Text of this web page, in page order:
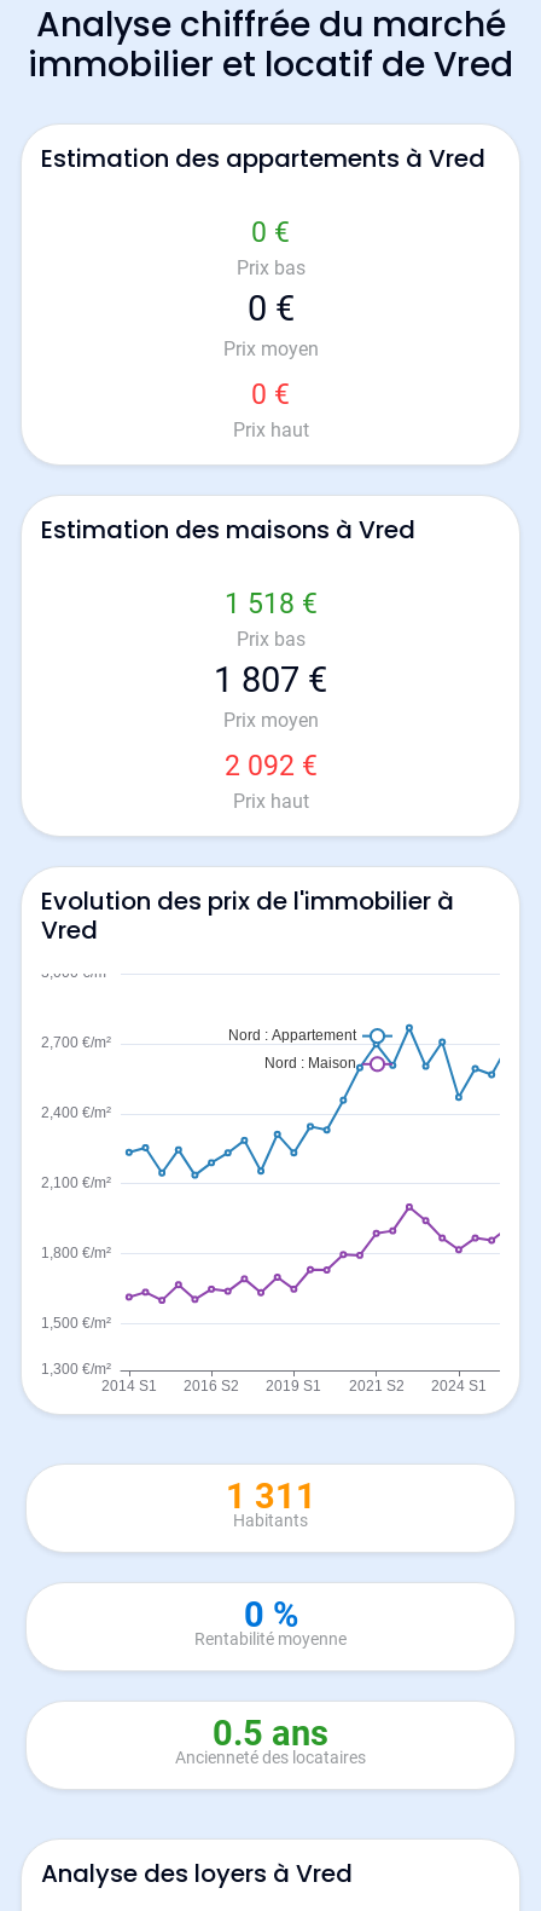
Analyse chiffrée du marché
immobilier et locatif de Vred
Estimation des appartements à Vred
0 €
Prix bas
0 €
Prix moyen
0 €
Prix haut
Estimation des maisons à Vred
1 518 €
Prix bas
1 807 €
Prix moyen
2 092 €
Prix haut
Evolution des prix de l'immobilier à
Vred
1 311
Habitants
0 %
Rentabilité moyenne
0.5 ans
Ancienneté des locataires
Analyse des loyers à Vred